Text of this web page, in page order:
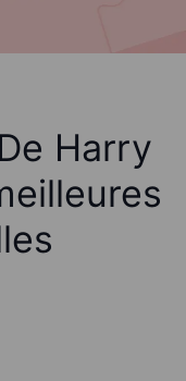
Harry